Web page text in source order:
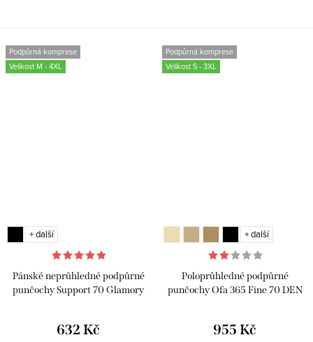
Podpůrná komprese
Velikost M - 4XL
Pánské neprůhledné podpůrné
punčochy Support 70 Glamory
632 Kč
+ další
Podpůrná komprese
Velikost S - 3XL
Poloprůhledné podpůrné
punčochy Ofa 365 Fine 70 DEN
955 Kč
+ další